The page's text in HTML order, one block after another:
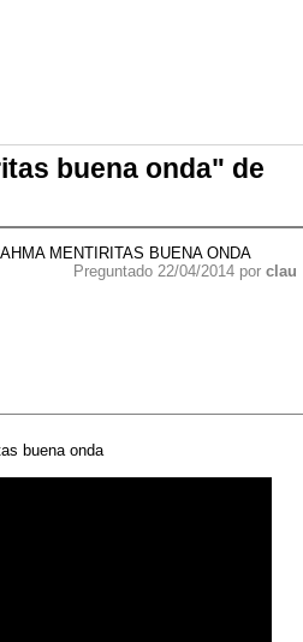
buena onda" de
MENTIRITAS BUENA ONDA
Preguntado 22/04/2014 por clau
buena onda